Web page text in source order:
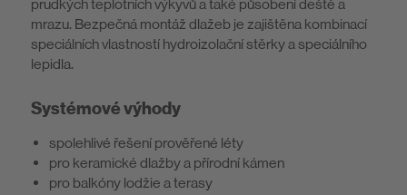
prudkých teplotních výkyvů a také působení deště a
mrazu. Bezpečná montáž dlažeb je zajištěna kombinací
speciálních vlastností hydroizolační stěrky a speciálního
lepidla.
Systémové výhody
spolehlivé řešení prověřené léty
pro keramické dlažby a přírodní kámen
pro balkóny lodžie a terasy